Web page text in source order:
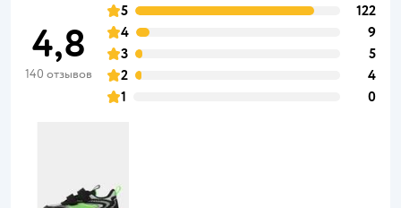
4,8
140 отзывов
5
122
4
9
3
5
2
4
1
0